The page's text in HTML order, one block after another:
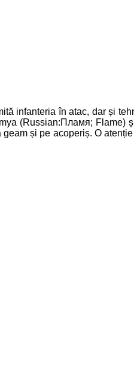
infanteria în atac, dar și
(Russian:Пламя; Flame)
și pe acoperiș. O